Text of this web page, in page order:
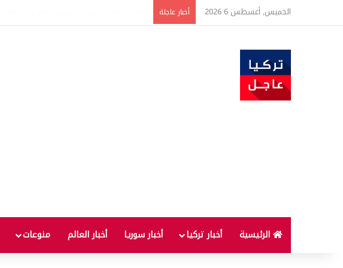
الخميس, أغسطس 6 2026 أخبار عاجلة
الرئيسية أخبار تركيا أخبار سوريا أخبار العالم منوعات